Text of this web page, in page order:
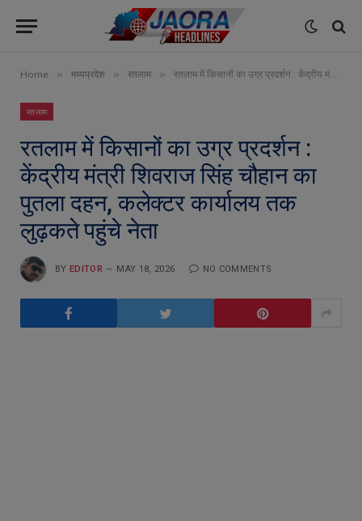
Home » मध्यप्रदेश » रतलाम » रतलाम में किसानों का उग्र प्रदर्शन : केंद्रीय मंत्री शिवराज सिंह चौहान का पुतला दहन, कलेक्टर कार्यालय तक लुढ़कते पहुंचे नेता
रतलाम
रतलाम में किसानों का उग्र प्रदर्शन :
केंद्रीय मंत्री शिवराज सिंह चौहान का
पुतला दहन, कलेक्टर कार्यालय तक
लुढ़कते पहुंचे नेता
BY EDITOR MAY 18, 2026 NO COMMENTS